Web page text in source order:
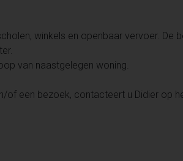
winkels en openbaar vervoer. De
van naastgelegen woning.
of een bezoek, contacteert u Didier op